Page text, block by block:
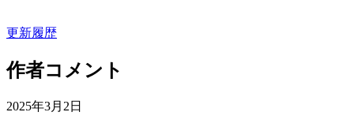
更新履歴
作者コメント
2025年3月2日